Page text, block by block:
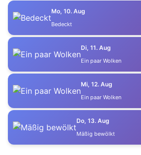
Mo, 10. Aug
Bedeckt
Di, 11. Aug
Ein paar Wolken
Mi, 12. Aug
Ein paar Wolken
Do, 13. Aug
Mäßig bewölkt